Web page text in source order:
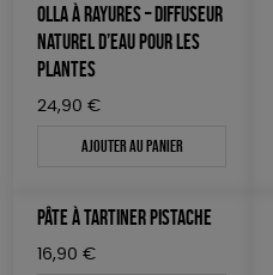
OLLA À RAYURES – DIFFUSEUR
NATUREL D’EAU POUR LES
PLANTES
24,90 €
Ajouter au panier
PÂTE À TARTINER PISTACHE
16,90 €